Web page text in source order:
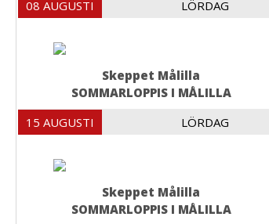
08 AUGUSTI LÖRDAG
Skeppet Målilla
SOMMARLOPPIS I MÅLILLA
15 AUGUSTI LÖRDAG
Skeppet Målilla
SOMMARLOPPIS I MÅLILLA